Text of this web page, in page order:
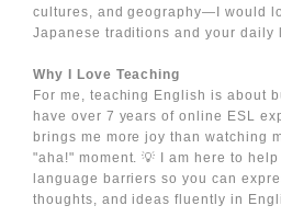
cultures, and geography—I would
Japanese traditions and your daily
Why I Love Teaching
For me, teaching English is about
have over 7 years of online ESL
brings me more joy than watching
"aha!" moment. 💡 I am here to
language barriers so you can
thoughts, and ideas fluently in